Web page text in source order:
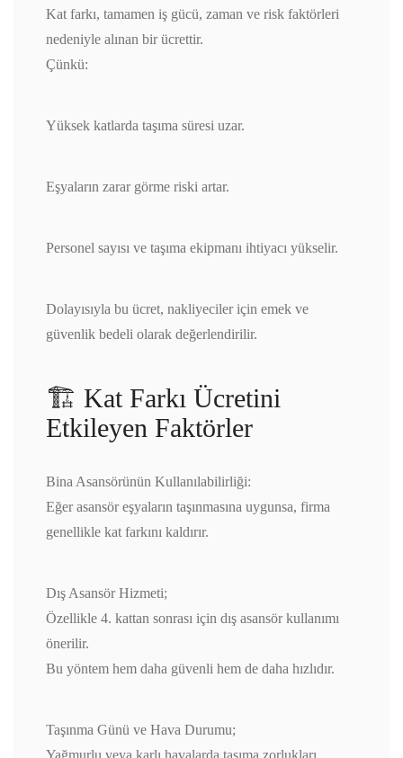
Kat farkı, tamamen iş gücü, zaman ve risk faktörleri
nedeniyle alınan bir ücrettir.
Çünkü:
Yüksek katlarda taşıma süresi uzar.
Eşyaların zarar görme riski artar.
Personel sayısı ve taşıma ekipmanı ihtiyacı yükselir.
Dolayısıyla bu ücret, nakliyeciler için emek ve
güvenlik bedeli olarak değerlendirilir.
🏗️ Kat Farkı Ücretini
Etkileyen Faktörler
Bina Asansörünün Kullanılabilirliği:
Eğer asansör eşyaların taşınmasına uygunsa, firma
genellikle kat farkını kaldırır.
Dış Asansör Hizmeti;
Özellikle 4. kattan sonrası için dış asansör kullanımı
önerilir.
Bu yöntem hem daha güvenli hem de daha hızlıdır.
Taşınma Günü ve Hava Durumu;